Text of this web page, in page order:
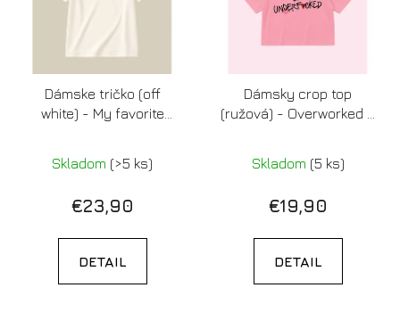
Dámske tričko (off
white) - My favorite
Skladom (>5 ks)
€23,90
DETAIL
Dámsky crop top
(ružová) - Overworked &
Skladom (5 ks)
€19,90
DETAIL